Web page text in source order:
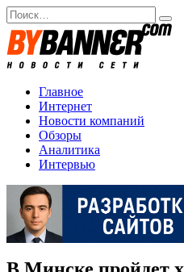
Перейти
к
содержанию
Search
for:
Главное
Интернет
Новости компаний
Обзоры
Аналитика
Интервью